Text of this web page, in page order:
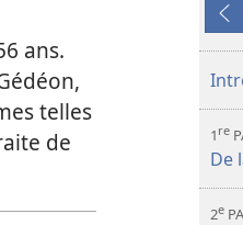
ans.
telles
de
1 re
De
2e